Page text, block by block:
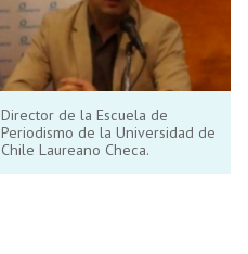
Director de la Escuela de
Periodismo de la Universidad de
Chile Laureano Checa.